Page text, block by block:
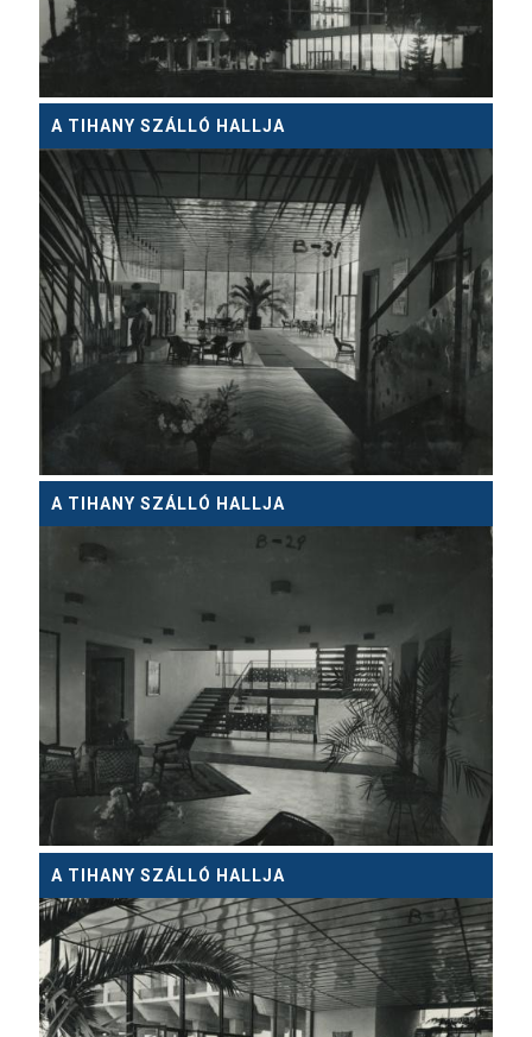
A TIHANY SZÁLLÓ HALLJA
A TIHANY SZÁLLÓ HALLJA
A TIHANY SZÁLLÓ HALLJA